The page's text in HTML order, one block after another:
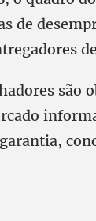
de
são